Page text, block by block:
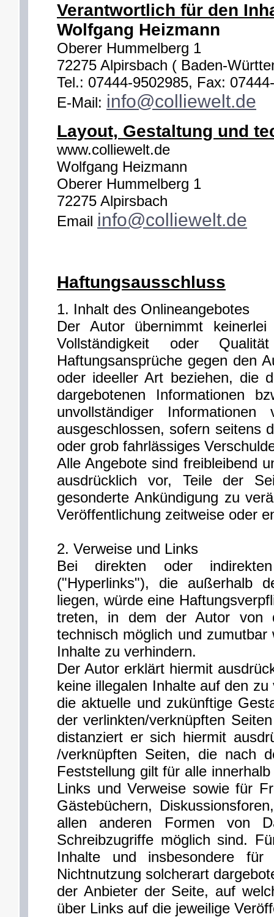
Verantwortlich für den
Wolfgang Heizmann
Oberer Hummelberg 1
72275 Alpirsbach ( Baden-
Tel.: 07444-9502985, Fax:
E-Mail: info@colliewelt.de
Layout, Gestaltung und
www.colliewelt.de
Wolfgang Heizmann
Oberer Hummelberg 1
72275 Alpirsbach
Email info@colliewelt.de
Haftungsausschluss
1. Inhalt des Onlineangebotes
Der Autor übernimmt
Vollständigkeit oder
Haftungsansprüche gegen den
oder ideeller Art beziehen, die
dargebotenen Informationen
unvollständiger
ausgeschlossen, sofern seitens
oder grob fahrlässiges
Alle Angebote sind freibleibend
ausdrücklich vor, Teile der
gesonderte Ankündigung zu
Veröffentlichung zeitweise oder
2. Verweise und Links
Bei direkten oder
("Hyperlinks"), die außerhalb
liegen, würde eine
treten, in dem der Autor von
technisch möglich und
Inhalte zu verhindern.
Der Autor erklärt hiermit
keine illegalen Inhalte auf den
die aktuelle und zukünftige
der verlinkten/verknüpften
distanziert er sich hiermit
/verknüpften Seiten, die nach
Feststellung gilt für alle
Links und Verweise sowie für
Gästebüchern,
allen anderen Formen von
Schreibzugriffe möglich sind.
Inhalte und insbesondere
Nichtnutzung solcherart
der Anbieter der Seite, auf
über Links auf die jeweilige